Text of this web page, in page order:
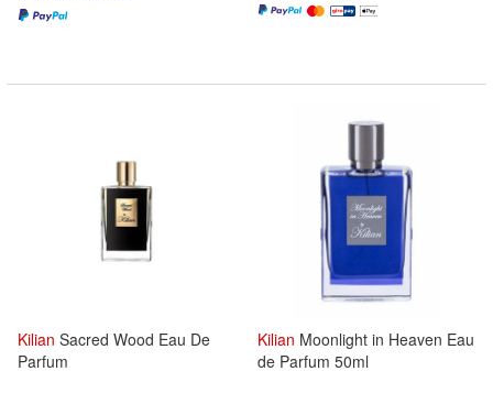
Kilian Sacred Wood Eau De
Parfum
Kilian Moonlight in Heaven Eau
de Parfum 50ml